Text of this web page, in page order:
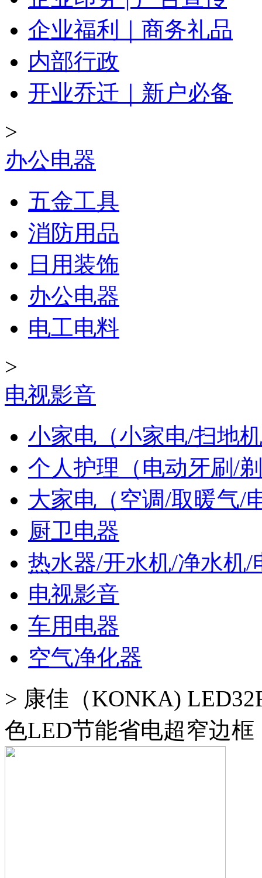
企业福利｜商务礼品
内部行政
开业乔迁｜新户必备
>
办公电器
五金工具
消防用品
日用装饰
办公电器
电工电料
>
电视影音
小家电（小家电/扫地
个人护理（电动牙刷/
大家电（空调/取暖气/
厨卫电器
热水器/开水机/净水机/
电视影音
车用电器
空气净化器
> 康佳（KONKA)
色LED节能省电超窄边框